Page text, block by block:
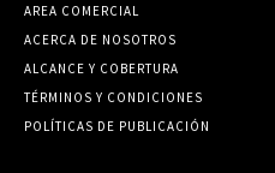
AREA COMERCIAL
ACERCA DE NOSOTROS
ALCANCE Y COBERTURA
TÉRMINOS Y CONDICIONES
POLÍTICAS DE PUBLICACIÓN